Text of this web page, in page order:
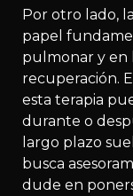
Por otro lado, la
papel
pulmonar y en
recuperación.
esta terapia
durante o
largo plazo
busca
dude en